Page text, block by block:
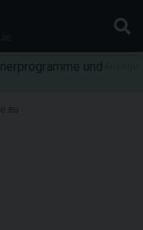
und